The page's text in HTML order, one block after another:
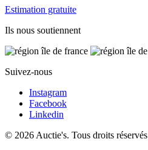
Estimation gratuite
Ils nous soutiennent
Suivez-nous
Instagram
Facebook
Linkedin
© 2026 Auctie's. Tous droits réservés